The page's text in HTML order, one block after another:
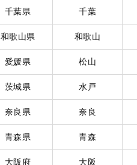
千葉県 千葉
和歌山県 和歌山
愛媛県 松山
茨城県 水戸
奈良県 奈良
青森県 青森
大阪府 大阪